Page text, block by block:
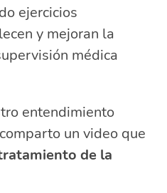
ejercicios
y mejoran la
médica
entendimiento
un video que
de la